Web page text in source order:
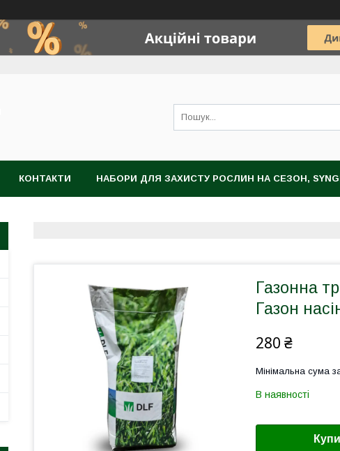
КОНТАКТИ НАБОРИ ДЛЯ ЗАХИСТУ РОСЛИН НА СЕЗОН,
Газонна
Газон
280 ₴
Мінімальна сума
В наявності